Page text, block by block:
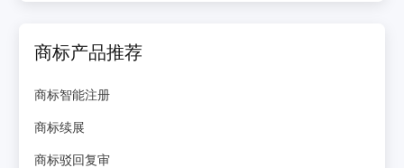
商标产品推荐
商标智能注册
商标续展
商标驳回复审